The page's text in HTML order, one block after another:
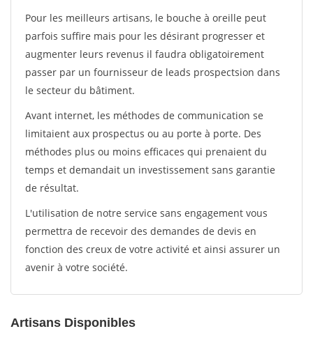
Pour les meilleurs artisans, le bouche à oreille peut
parfois suffire mais pour les désirant progresser et
augmenter leurs revenus il faudra obligatoirement
passer par un fournisseur de leads prospectsion dans
le secteur du bâtiment.
Avant internet, les méthodes de communication se
limitaient aux prospectus ou au porte à porte. Des
méthodes plus ou moins efficaces qui prenaient du
temps et demandait un investissement sans garantie
de résultat.
L'utilisation de notre service sans engagement vous
permettra de recevoir des demandes de devis en
fonction des creux de votre activité et ainsi assurer un
avenir à votre société.
Artisans Disponibles